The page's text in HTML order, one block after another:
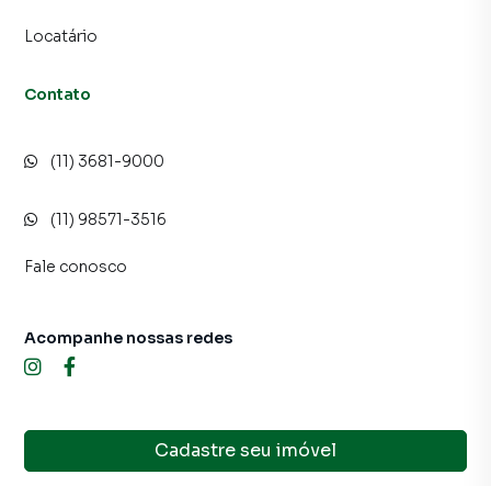
Locatário
Contato
(11) 3681-9000
(11) 98571-3516
Fale conosco
Cadastre seu imóvel
Acompanhe nossas redes